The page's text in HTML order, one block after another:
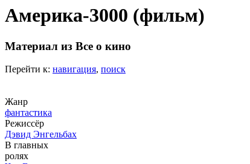
Америка-3000 (фильм)
Материал из Все о кино
Перейти к: навигация, поиск
Жанр
фантастика
Режиссёр
Дэвид Энгельбах
В главных
ролях